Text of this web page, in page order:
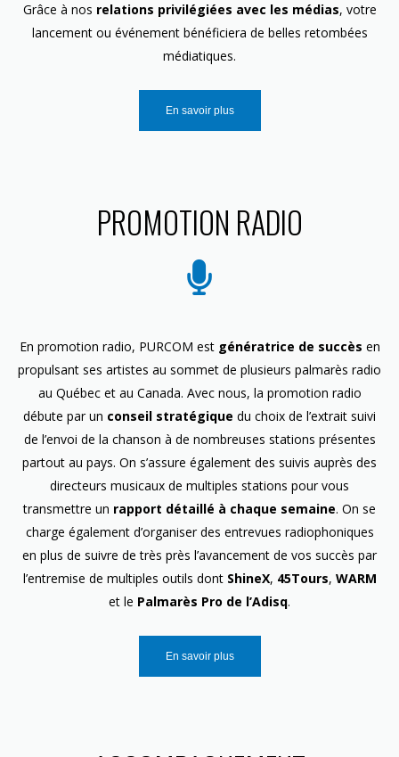
Grâce à nos relations privilégiées avec les médias, votre
lancement ou événement bénéficiera de belles retombées
médiatiques.
En savoir plus
PROMOTION RADIO
En promotion radio, PURCOM est génératrice de succès en
propulsant ses artistes au sommet de plusieurs palmarès radio
au Québec et au Canada. Avec nous, la promotion radio
débute par un conseil stratégique du choix de l’extrait suivi
de l’envoi de la chanson à de nombreuses stations présentes
partout au pays. On s’assure également des suivis auprès des
directeurs musicaux de multiples stations pour vous
transmettre un rapport détaillé à chaque semaine. On se
charge également d’organiser des entrevues radiophoniques
en plus de suivre de très près l’avancement de vos succès par
l’entremise de multiples outils dont ShineX, 45Tours, WARM
et le Palmarès Pro de l’Adisq.
En savoir plus